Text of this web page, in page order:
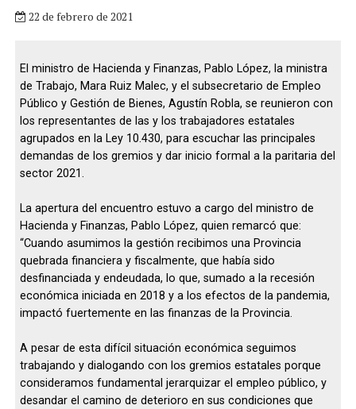
22 de febrero de 2021
El ministro de Hacienda y Finanzas, Pablo López, la ministra
de Trabajo, Mara Ruiz Malec, y el subsecretario de Empleo
Público y Gestión de Bienes, Agustín Robla, se reunieron con
los representantes de las y los trabajadores estatales
agrupados en la Ley 10.430, para escuchar las principales
demandas de los gremios y dar inicio formal a la paritaria del
sector 2021.
La apertura del encuentro estuvo a cargo del ministro de
Hacienda y Finanzas, Pablo López, quien remarcó que:
“Cuando asumimos la gestión recibimos una Provincia
quebrada financiera y fiscalmente, que había sido
desfinanciada y endeudada, lo que, sumado a la recesión
económica iniciada en 2018 y a los efectos de la pandemia,
impactó fuertemente en las finanzas de la Provincia.
A pesar de esta difícil situación económica seguimos
trabajando y dialogando con los gremios estatales porque
consideramos fundamental jerarquizar el empleo público, y
desandar el camino de deterioro en sus condiciones que